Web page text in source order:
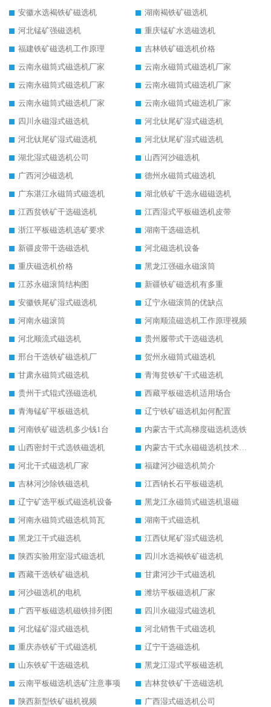
安徽水选褐铁矿磁选机
湖南褐铁矿磁选机
河北锰矿强磁选机
重庆锰矿水选磁选机
福建铁矿磁选机工作原理
吉林铁矿磁选机价格
云南永磁筒式磁选机厂家
云南永磁筒式磁选机厂家
云南永磁筒式磁选机厂家
云南永磁筒式磁选机厂家
云南永磁筒式磁选机厂家
云南永磁筒式磁选机厂家
四川永磁湿式磁选机
河北钛尾矿湿式磁选机
河北钛尾矿湿式磁选机
河北钛尾矿湿式磁选机
湖北湿式磁选机公司
山西河沙磁选机
广西河沙磁选机
德州永磁筒式磁选机
广东湛江永磁筒式磁选机
湖北铁矿干选永磁磁选机
江西贫铁矿干选磁选机
江西湿式平板磁选机皮带
浙江平板磁选机选矿要求
湖南干选磁选机
新疆皮带干选磁选机
河北磁选机设备
重庆磁选机价格
黑龙江强磁永磁滚筒
江苏永磁滚筒结构图
新疆铁矿磁选机有多重
安徽铁尾矿湿式磁选机
辽宁永磁滚筒的优缺点
河南永磁滚筒
河南顺流磁选机工作原理视频
河北顺流式磁选机
贵州履带式干选磁选机
邢台干选铁矿磁选机厂
贺州永磁筒式磁选机
甘肃永磁筒式磁选机
青海贫铁矿干式磁选机
贵州干式辊式强磁选机
西藏平板磁选机适用场合
青海锰矿平板磁选机
辽宁铁矿磁选机如何配置
河南铁矿磁选机多少钱1台
内蒙古干式高梯度磁选机选铁
山西密封干式选铁磁选机
内蒙古干式永磁磁选机技术要求
河北干式磁选机厂家
福建河沙磁选机简介
吉林河沙除铁磁选机
江西钠长石平板磁选机
辽宁矿选平板式磁选机设备
黑龙江永磁筒式磁选机退磁
河南永磁筒式磁选机筒瓦
湖南干式磁选机
黑龙江干式磁选机
江西钛尾矿湿式磁选机
陕西实验用室湿式磁选机
四川水选褐铁矿磁选机
西藏干选铁矿磁选机
甘肃河沙干式磁选机
河沙磁选机的电机
潍坊平板磁选机厂家
广西平板磁选机磁铁排列图
四川永磁湿式磁选机
河北锰矿湿式磁选机
河北销售干式磁选机
重庆赤铁矿干式磁选机
辽宁干选磁选机
山东铁矿干选磁选机
黑龙江湿式平板磁选机
云南平板磁选机选矿注意事项
吉林贫铁矿干选磁选机
陕西新型铁矿磁机视频
广西湿式磁选机公司